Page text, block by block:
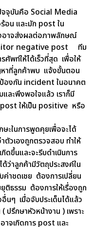
จุบันคือ Social Media
น และมัก post ใน
อาจส่งผลต่อภาพลักษณ์
negative post ทีม
ศัพท์ให้ได้เร็วที่สุด เพื่อให้
าที่ลูกค้าพบ แจ้งขั้นตอน
องกัน incident ในอนาคต
ละพึงพอใจแล้ว เราก็มี
ให้เป็น positive หรือ
ในการพูดคุยเพื่อจะได้
ตัวเองถูกตรวจสอบ ทำให้
ขึ้นและจะรีบดำเนินการ
ด้ว่าลูกค้ามีวัตถุประสงค์ใน
ค่าชดเชย ต้องการเปลี่ยน
ติธรรม ต้องการให้เรื่องถูก
นๆ เมื่อจับประเด็นได้แล้ว
ปรึกษาหัวหน้างาน ) เพราะ
าจเกิดการ post และ